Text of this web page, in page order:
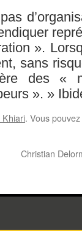
».
sans
des
». »
Khiari. Vous
Christian